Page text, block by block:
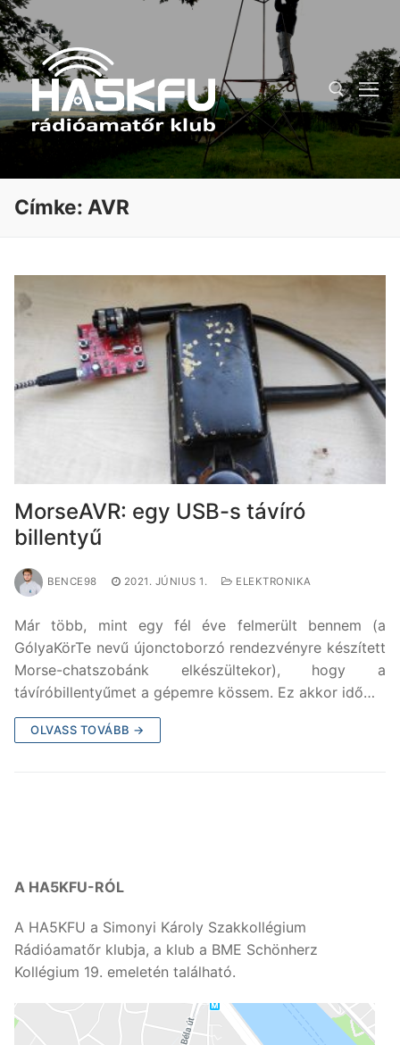
Ugrás
a
tartalomra
Keresése:
Címke: AVR
MorseAVR: egy USB-s távíró
billentyű
BENCE98 2021. JÚNIUS 1. ELEKTRONIKA
Már több, mint egy fél éve felmerült bennem (a
GólyaKörTe nevű újonctoborzó rendezvényre készített
Morse-chatszobánk elkészültekor), hogy a
távíróbillentyűmet a gépemre kössem. Ez akkor idő…
OLVASS TOVÁBB →
A HA5KFU-RÓL
A HA5KFU a Simonyi Károly Szakkollégium
Rádióamatőr klubja, a klub a BME Schönherz
Kollégium 19. emeletén található.